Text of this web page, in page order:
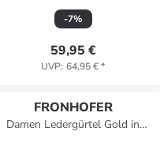
-7%
59,95 €
UVP: 64,95 €*
FRONHOFER
Damen Ledergürtel Gold in